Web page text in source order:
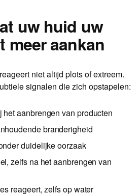
uw huid uw
meer aankan
niet altijd plots of extreem.
signalen die zich opstapelen:
aanbrengen van producten
branderigheid
duidelijke oorzaak
zelfs na het aanbrengen van
reageert, zelfs op water